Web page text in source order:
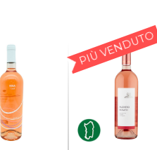
PIÙ VENDUTO